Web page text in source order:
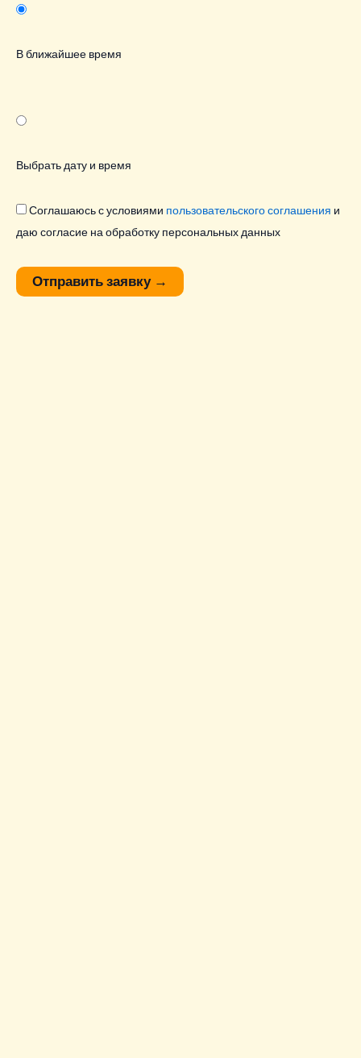
В ближайшее время
Выбрать дату и время
Соглашаюсь с условиями пользовательского соглашения и
даю согласие на обработку персональных данных
Отправить заявку →